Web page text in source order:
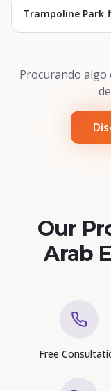
Trampoline Park
Procurando algo
Our
Arab
Free